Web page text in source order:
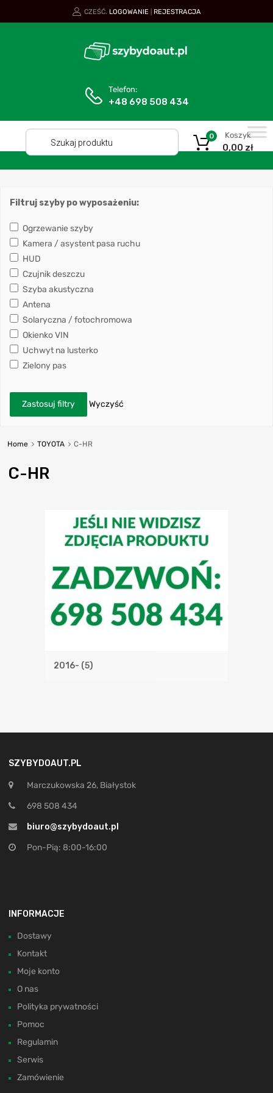
CZEŚĆ. LOGOWANIE REJESTRACJA
Telefon:
+48 698 508 434
Koszyk
0,00 zł
0
Filtruj szyby po wyposażeniu:
Ogrzewanie szyby
Kamera / asystent pasa ruchu
HUD
Czujnik deszczu
Szyba akustyczna
Antena
Solaryczna / fotochromowa
Okienko VIN
Uchwyt na lusterko
Zielony pas
Zastosuj filtry Wyczyść
Home TOYOTA C-HR
C-HR
2016- (5)
SZYBYDOAUT.PL
Marczukowska 26, Białystok
698 508 434
biuro@szybydoaut.pl
Pon-Pią: 8:00-16:00
INFORMACJE
Dostawy
Kontakt
Moje konto
O nas
Polityka prywatności
Pomoc
Regulamin
Serwis
Zamówienie